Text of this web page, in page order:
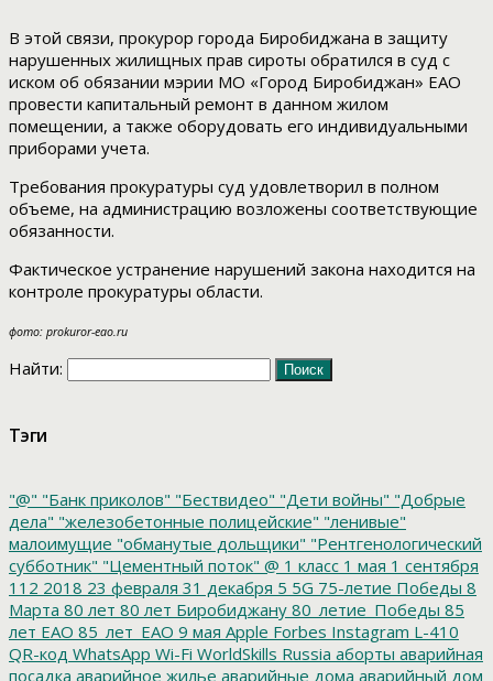
В этой связи, прокурор города Биробиджана в защиту
нарушенных жилищных прав сироты обратился в суд с
иском об обязании мэрии МО «Город Биробиджан» ЕАО
провести капитальный ремонт в данном жилом
помещении, а также оборудовать его индивидуальными
приборами учета.
Требования прокуратуры суд удовлетворил в полном
объеме, на администрацию возложены соответствующие
обязанности.
Фактическое устранение нарушений закона находится на
контроле прокуратуры области.
фото: prokuror-eao.ru
Найти:
Тэги
"@" "Банк приколов" "Бествидео" "Дети войны" "Добрые
дела" "железобетонные полицейские" "ленивые"
малоимущие "обманутые дольщики" "Рентгенологический
субботник" "Цементный поток" @ 1 класс 1 мая 1 сентября
112 2018 23 февраля 31 декабря 5 5G 75-летие Победы 8
Марта 80 лет 80 лет Биробиджану 80_летие_Победы 85
лет ЕАО 85_лет_ЕАО 9 мая Apple Forbes Instagram L-410
QR-код WhatsApp Wi-Fi WorldSkills Russia аборты аварийная
посадка аварийное жилье аварийные дома аварийный дом